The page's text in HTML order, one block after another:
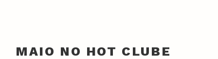
MAIO NO HOT CLUBE